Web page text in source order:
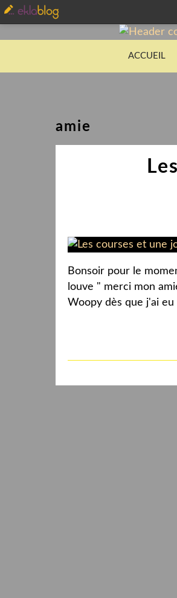
ACCUEIL
amie
Bonsoir pour le
louve " merci mon
Woopy dès que j'ai